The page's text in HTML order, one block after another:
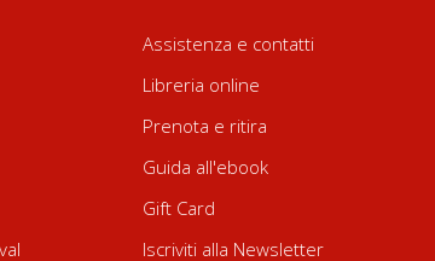
Assistenza e contatti
Libreria online
Prenota e ritira
Guida all'ebook
Gift Card
Iscriviti alla Newsletter